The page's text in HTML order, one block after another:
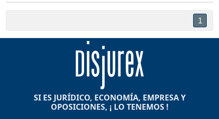
1
SI ES JURÍDICO, ECONOMÍA, EMPRESA Y
OPOSICIONES, ¡ LO TENEMOS !